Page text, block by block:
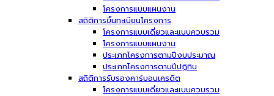
โครงการแบบแผนงาน
สถิติการขึ้นทะเบียนโครงการ
โครงการแบบเดี่ยวและแบบควบรวม
โครงการแบบแผนงาน
ประเภทโครงการตามปีงบประมาณ
ประเภทโครงการตามปีปฏิทิน
สถิติการรับรองคาร์บอนเครดิต
โครงการแบบเดี่ยวและแบบควบรวม